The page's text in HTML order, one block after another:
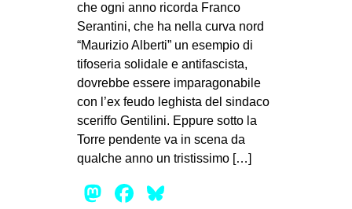
che ogni anno ricorda Franco
Seran­tini, che ha nella curva nord
“Mau­ri­zio Alberti” un esem­pio di
tifo­se­ria soli­dale e anti­fa­sci­sta,
dovrebbe essere impa­ra­go­na­bile
con l’ex feudo leghi­sta del sin­daco
sce­riffo Gen­ti­lini. Eppure sotto la
Torre pen­dente va in scena da
qual­che anno un tri­stis­simo […]
Mastodon
Facebook